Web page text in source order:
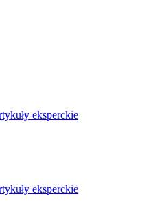
eksperckie
eksperckie